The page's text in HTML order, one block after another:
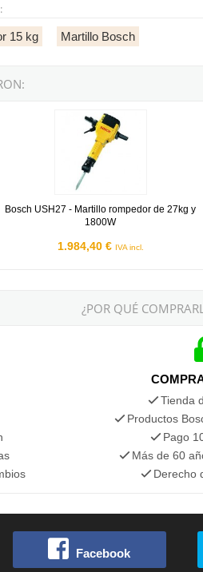
15 kg Martillo Bosch
Bosch USH27 - Martillo rompedor de 27kg y
1800W
1.984,40 € IVA incl.
¿POR QUÉ
Tienda
Productos
Pago
Más de 60
Derecho
Facebook